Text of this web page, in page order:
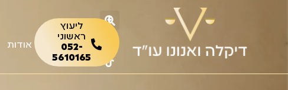
ליעוץ
ראשוני
052-
5610165
אודות